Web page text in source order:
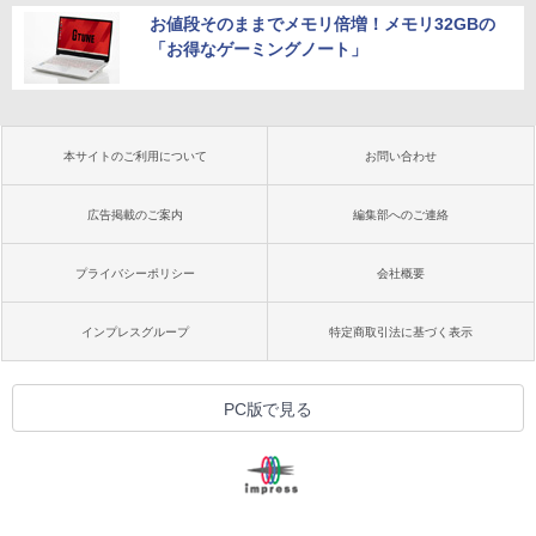
お値段そのままでメモリ倍増！メモリ32GBの
「お得なゲーミングノート」
本サイトのご利用について お問い合わせ
広告掲載のご案内 編集部へのご連絡
プライバシーポリシー 会社概要
インプレスグループ 特定商取引法に基づく表示
PC版で見る